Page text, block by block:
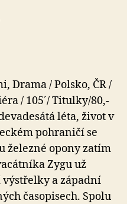
Drama / Polsko, ČR /
/ 105´/ Titulky/80,-
léta, život v
pohraničí se
železné opony zatím
Zygu už
a západní
časopisech. Spolu